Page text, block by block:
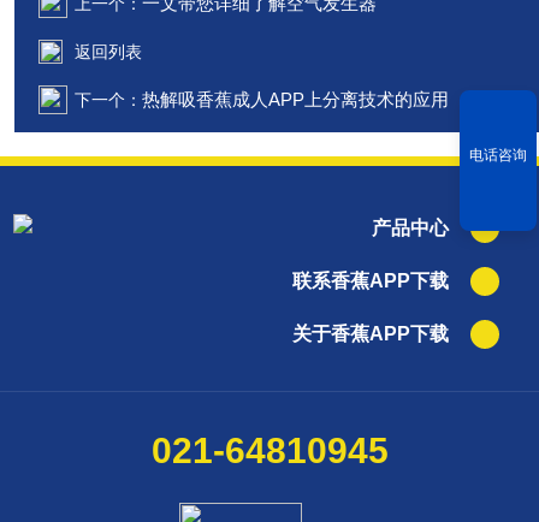
返回列表
下一个： 热解吸香蕉成人APP上分离技术的应用
产品中心
联系香蕉APP下载
关于香蕉APP下载
021-64810945
电话咨询